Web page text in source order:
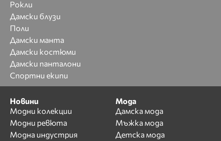
Рокли
Дамски блузи
Поли
Дамски манта
Дамски костюми
Дамски панталони
Спортни екипи
Новини
Модни колекции
Модни ревюта
Модна индустрия
Мода
Дамска мода
Мъжка мода
Детска мода